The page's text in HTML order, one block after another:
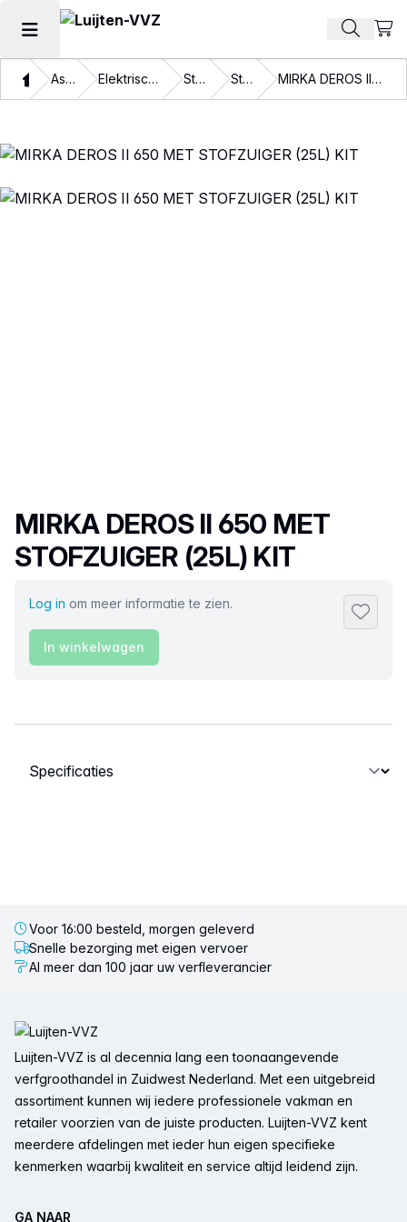
Hoofdmenu openen Zoek
ThuisAssortiment Elektrische gereedschappen Stofzuigers Stofzuigers MIRKA DEROS II 650 MET STOFZUIGER (25L) KIT
Productnaam
MIRKA DEROS II 650 MET
STOFZUIGER (25L) KIT
Log in om meer informatie te zien.
In winkelwagen
Selecteer een tabblad
Voor 16:00 besteld, morgen geleverd
Snelle bezorging met eigen vervoer
Al meer dan 100 jaar uw verfleverancier
Luijten-VVZ is al decennia lang een toonaangevende
verfgroothandel in Zuidwest Nederland. Met een uitgebreid
assortiment kunnen wij iedere professionele vakman en
retailer voorzien van de juiste producten. Luijten-VVZ kent
meerdere afdelingen met ieder hun eigen specifieke
kenmerken waarbij kwaliteit en service altijd leidend zijn.
GA NAAR